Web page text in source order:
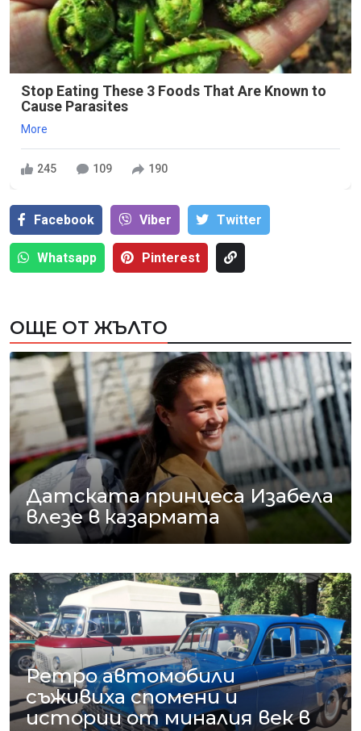
Stop Eating These 3 Foods That Are Known to
Cause Parasites
More
245 109 190
Facebook Viber Тwitter
Whatsapp Pinterest
ОЩЕ ОТ ЖЪЛТО
Датската принцеса Изабела
влезе в казармата
Ретро автомобили
съживиха спомени и
истории от миналия век в